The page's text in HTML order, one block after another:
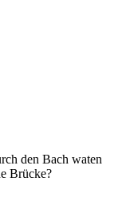
den Bach waten
Brücke?